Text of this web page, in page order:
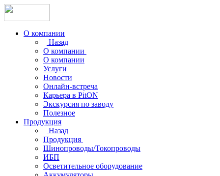
О компании
Назад
О компании
О компании
Услуги
Новости
Онлайн-встреча
Карьера в PitON
Экскурсия по заводу
Полезное
Продукция
Назад
Продукция
Шинопроводы/Токопроводы
ИБП
Осветительное оборудование